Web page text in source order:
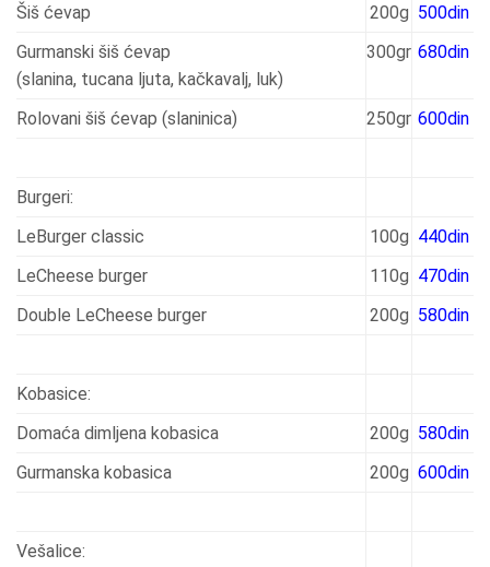
Šiš ćevap
200g 500din
Gurmanski šiš ćevap
(slanina, tucana ljuta, kačkavalj, luk)
300gr 680din
Rolovani šiš ćevap (slaninica) 250gr 600din
Burgeri:
LeBurger classic
100g 440din
LeCheese burger
110g 470din
Double LeCheese burger
200g 580din
Kobasice:
Domaća dimljena kobasica
200g 580din
Gurmanska kobasica
200g 600din
Vešalice: